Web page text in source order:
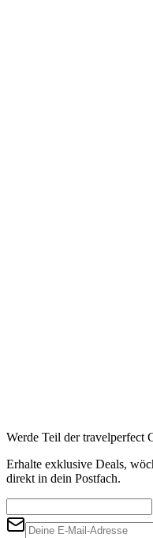
Werde Teil der travelperfect
Erhalte exklusive Deals,
direkt in dein Postfach.